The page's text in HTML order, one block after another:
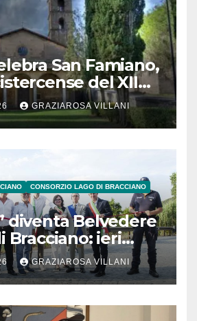
San Famiano,
del XII
GRAZIAROSA VILLANI
CONSORZIO LAGO DI BRACCIANO
diventa Belvedere
Bracciano: ieri
GRAZIAROSA VILLANI